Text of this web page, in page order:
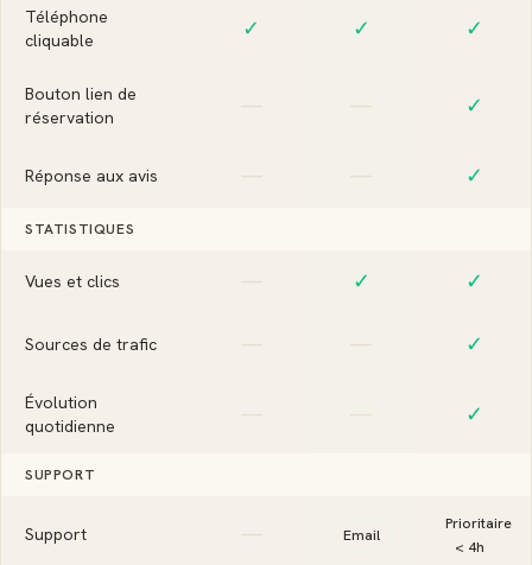
Téléphone
cliquable
✓ ✓ ✓
Bouton lien de
réservation
— — ✓
Réponse aux avis — — ✓
STATISTIQUES
Vues et clics — ✓ ✓
Sources de trafic — — ✓
Évolution
quotidienne
— — ✓
SUPPORT
Support — Email
Prioritaire
< 4h